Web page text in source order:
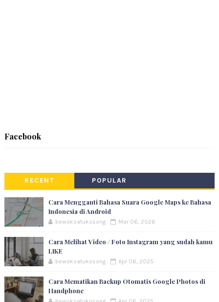
Facebook
RECENT POPULAR
Cara Mengganti Bahasa Suara Google Maps ke Bahasa
Indonesia di Android
bewoksatukosong Mar 06, 2026
Cara Melihat Video / Foto Instagram yang sudah kamu
LIKE
bewoksatukosong Apr 06, 2025
Cara Mematikan Backup Otomatis Google Photos di
Handphone